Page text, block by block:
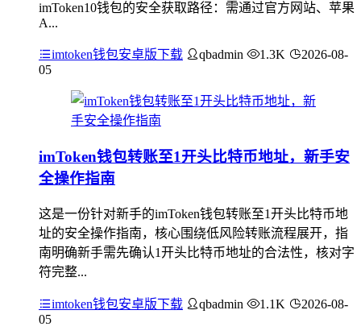
imToken10钱包的安全获取路径：需通过官方网站、苹果
A...
imtoken钱包安卓版下载 qbadmin 1.3K
2026-08-
05
imToken钱包转账至1开头比特币地址，新手安
全操作指南
这是一份针对新手的imToken钱包转账至1开头比特币地
址的安全操作指南，核心围绕低风险转账流程展开，指
南明确新手需先确认1开头比特币地址的合法性，核对字
符完整...
imtoken钱包安卓版下载 qbadmin 1.1K
2026-08-
05